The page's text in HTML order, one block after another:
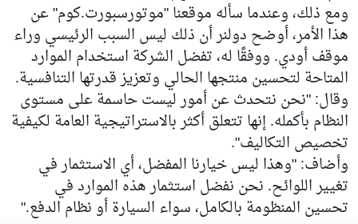
ومع ذلك، وعندما سأله موقعنا "موتورسبورت.كوم" عن
هذا الأمر، أوضح دولنر أن ذلك ليس السبب الرئيسي وراء
موقف أودي. ووفقًا له، تفضل الشركة استخدام الموارد
المتاحة لتحسين منتجها الحالي وتعزيز قدرتها التنافسية.
وقال: "نحن نتحدث عن أمور ليست حاسمة على مستوى
النظام بأكمله. إنها تتعلق أكثر بالاستراتيجية العامة لكيفية
تخصيص التكاليف".
وأضاف: "وهذا ليس خيارنا المفضل، أي الاستثمار في
تغيير اللوائح. نحن نفضل استثمار هذه الموارد في
تحسين المنظومة بالكامل، سواء السيارة أو نظام الدفع."